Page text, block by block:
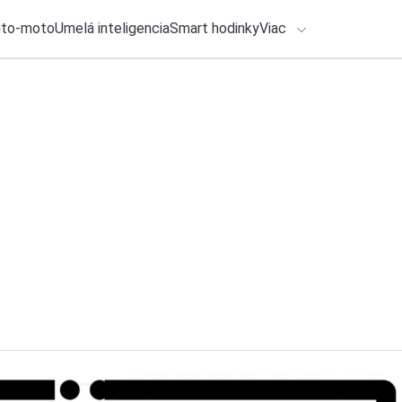
motoUmelá inteligenciaSmart hodinkyViac